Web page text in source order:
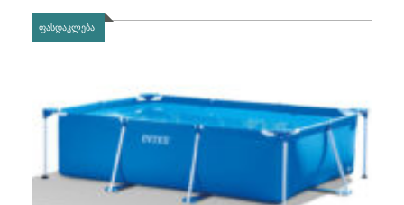
ᲤᲐᲡᲓᲐᲙᲚᲔᲑᲐ!